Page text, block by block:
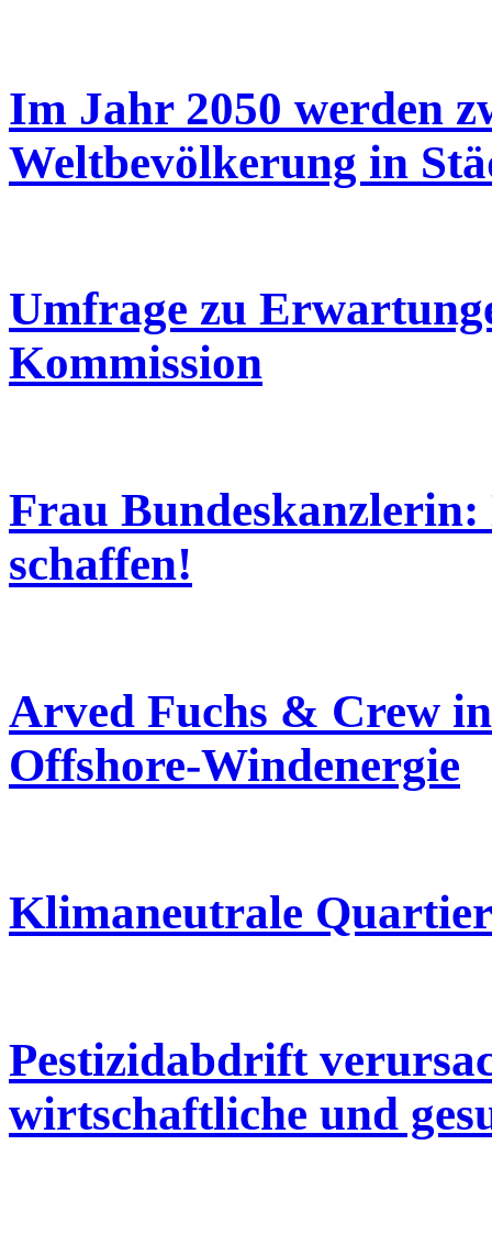
Im Jahr 2050 werden
Weltbevölkerung in
Umfrage zu
Kommission
Frau Bundeskanzlerin:
schaffen!
Arved Fuchs & Crew
Offshore-Windenergie
Klimaneutrale
Pestizidabdrift
wirtschaftliche und